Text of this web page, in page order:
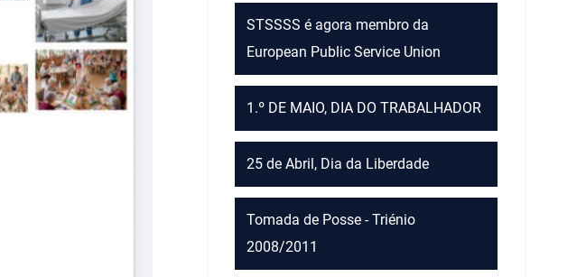
STSSSS é agora membro da
European Public Service Union
1.º DE MAIO, DIA DO TRABALHADOR
25 de Abril, Dia da Liberdade
Tomada de Posse - Triénio
2008/2011